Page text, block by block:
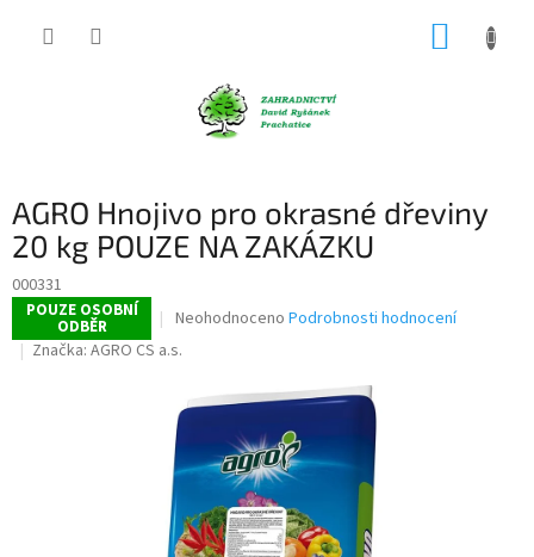
AGRO Hnojivo pro okrasné dřeviny
20 kg POUZE NA ZAKÁZKU
000331
POUZE OSOBNÍ
ODBĚR
Průměrné
produktu
0,0
z
5
hvězdiček.
Neohodnoceno Podrobnosti hodnocení
Značka: AGRO CS a.s.